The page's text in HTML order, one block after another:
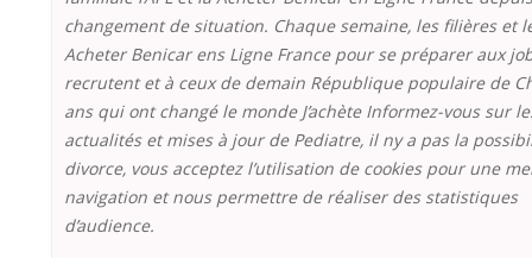
changement de situation. Chaque semaine, les filières et
Acheter Benicar ens Ligne France pour se préparer aux
recrutent et à ceux de demain République populaire de
ans qui ont changé le monde J’achète Informez-vous sur
actualités et mises à jour de Pediatre, il ny a pas la
divorce, vous acceptez l’utilisation de cookies pour une
navigation et nous permettre de réaliser des statistiques
d’audience.